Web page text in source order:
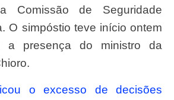
Comissão de Seguridade
O simpóstio teve início ontem
a presença do ministro da